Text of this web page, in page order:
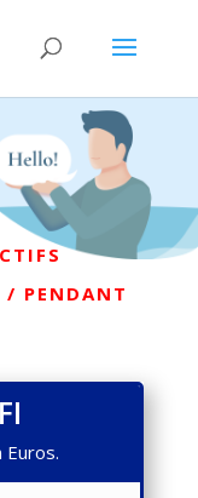
/ PENDANT